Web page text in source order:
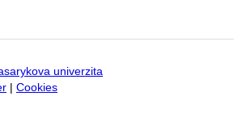
univerzita
Cookies